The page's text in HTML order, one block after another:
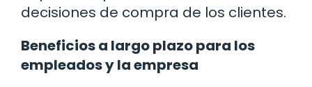
decisiones de compra de los clientes.
Beneficios a largo plazo para los
empleados y la empresa